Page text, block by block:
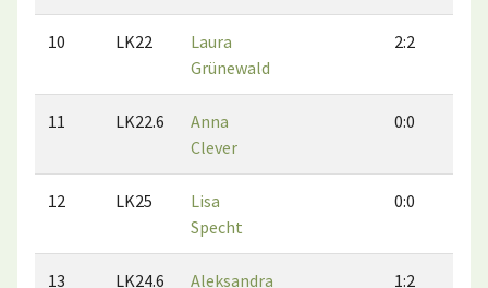
10 LK22
Laura
Grünewald
2:2
11 LK22.6
Anna
Clever
0:0
12 LK25
Lisa
Specht
0:0
13 LK24.6
Aleksandra
1:2